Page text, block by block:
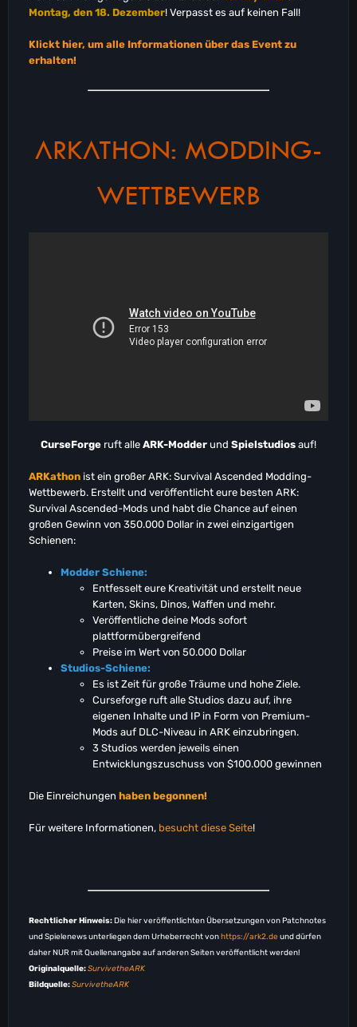
Montag, den 18. Dezember! Verpasst es auf keinen Fall!
Klickt hier, um alle Informationen über das Event zu
erhalten!
ARKATHON: MODDING-
WETTBEWERB
CurseForge ruft alle ARK-Modder und Spielstudios auf!
ARKathon ist ein großer ARK: Survival Ascended Modding-
Wettbewerb. Erstellt und veröffentlicht eure besten ARK:
Survival Ascended-Mods und habt die Chance auf einen
großen Gewinn von 350.000 Dollar in zwei einzigartigen
Schienen:
Modder Schiene:
Entfesselt eure Kreativität und erstellt neue
Karten, Skins, Dinos, Waffen und mehr.
Veröffentliche deine Mods sofort
plattformübergreifend
Preise im Wert von 50.000 Dollar
Studios-Schiene:
Es ist Zeit für große Träume und hohe Ziele.
Curseforge ruft alle Studios dazu auf, ihre
eigenen Inhalte und IP in Form von Premium-
Mods auf DLC-Niveau in ARK einzubringen.
3 Studios werden jeweils einen
Entwicklungszuschuss von $100.000 gewinnen
Die Einreichungen haben begonnen!
Für weitere Informationen, besucht diese Seite!
Rechtlicher Hinweis:Die hier veröffentlichten Übersetzungen von Patchnotes
und Spielenews unterliegen dem Urheberrecht vonhttps://ark2.de und dürfen
daher NUR mit Quellenangabe auf anderen Seiten veröffentlicht werden!
Originalquelle:SurvivetheARK
Bildquelle:SurvivetheARK